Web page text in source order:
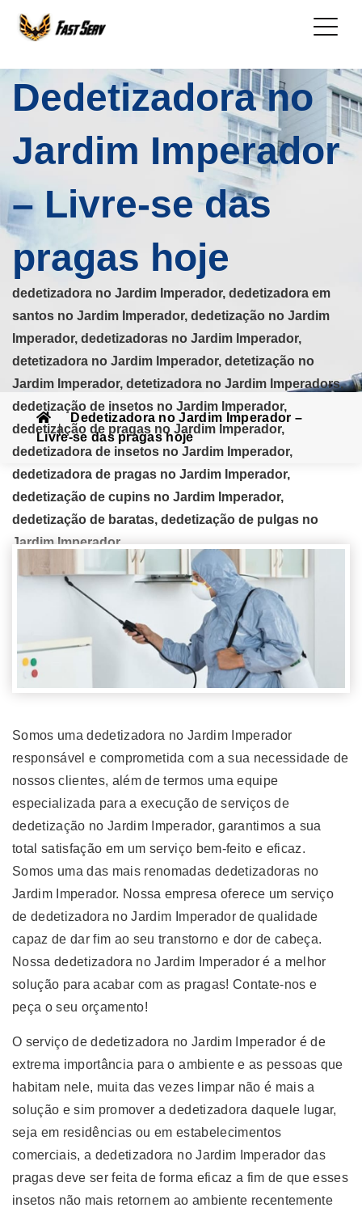
Dedetizadora no
Jardim Imperador
– Livre-se das
pragas hoje
dedetizadora no Jardim Imperador, dedetizadora em
santos no Jardim Imperador, dedetização no Jardim
Imperador, dedetizadoras no Jardim Imperador,
detetizadora no Jardim Imperador, detetização no
Jardim Imperador, detetizadora no Jardim Imperadors,
dedetização de insetos no Jardim Imperador,
dedetização de pragas no Jardim Imperador,
dedetizadora de insetos no Jardim Imperador,
dedetizadora de pragas no Jardim Imperador,
dedetização de cupins no Jardim Imperador,
dedetização de baratas, dedetização de pulgas no
Jardim Imperador
Dedetizadora no Jardim Imperador –
Livre-se das pragas hoje
Somos uma dedetizadora no Jardim Imperador
responsável e comprometida com a sua necessidade de
nossos clientes, além de termos uma equipe
especializada para a execução de serviços de
dedetização no Jardim Imperador, garantimos a sua
total satisfação em um serviço bem-feito e eficaz.
Somos uma das mais renomadas dedetizadoras no
Jardim Imperador. Nossa empresa oferece um serviço
de dedetizadora no Jardim Imperador de qualidade
capaz de dar fim ao seu transtorno e dor de cabeça.
Nossa dedetizadora no Jardim Imperador é a melhor
solução para acabar com as pragas! Contate-nos e
peça o seu orçamento!
O serviço de dedetizadora no Jardim Imperador é de
extrema importância para o ambiente e as pessoas que
habitam nele, muita das vezes limpar não é mais a
solução e sim promover a dedetizadora daquele lugar,
seja em residências ou em estabelecimentos
comerciais, a dedetizadora no Jardim Imperador das
pragas deve ser feita de forma eficaz a fim de que esses
insetos não mais retornem ao ambiente recentemente